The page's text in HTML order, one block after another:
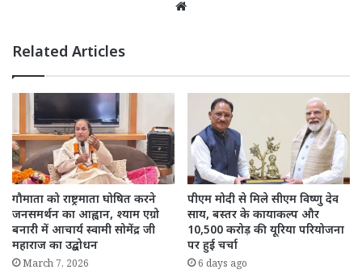
Related Articles
गौमाता को राष्ट्रमाता घोषित करने
जनसमर्थन का आह्वान, श्याम एग्रो
बनारी में आचार्य स्वामी सोमेंद्र जी
महाराज का उद्बोधन
March 7, 2026
पीएम मोदी से मिले सीएम विष्णु देव
साय, बस्तर के कायाकल्प और
10,500 करोड़ की यूरिया परियोजना
पर हुई चर्चा
6 days ago